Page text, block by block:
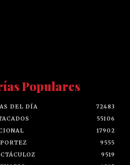
Populares
DEL DÍA
72483
55106
17902
9555
9519